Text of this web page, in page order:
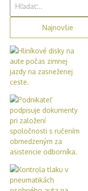
Najnovšie